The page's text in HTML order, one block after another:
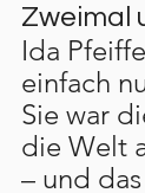
Zweimal
Ida
einfach
Sie war
die Welt
– und